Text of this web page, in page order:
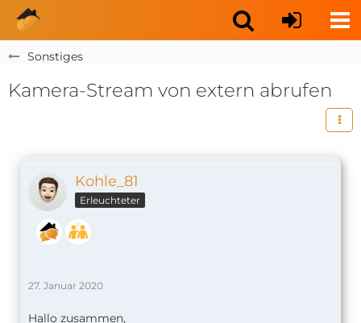
Sonstiges
Kamera-Stream von extern abrufen
Kohle_81
Erleuchteter
27. Januar 2020
Hallo zusammen,